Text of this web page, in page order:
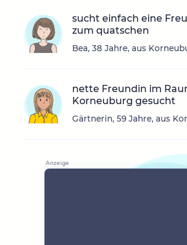
sucht einfach eine
zum quatschen
Bea, 38 Jahre, aus
nette Freundin im
Korneuburg gesucht
Gärtnerin, 59 Jahre, aus